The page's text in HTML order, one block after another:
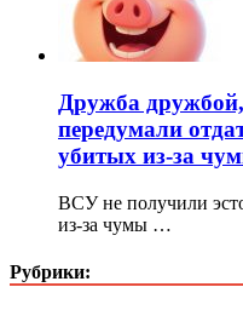
Дружба
передумали
убитых из-за
ВСУ не получили
из-за чумы …
Рубрики: